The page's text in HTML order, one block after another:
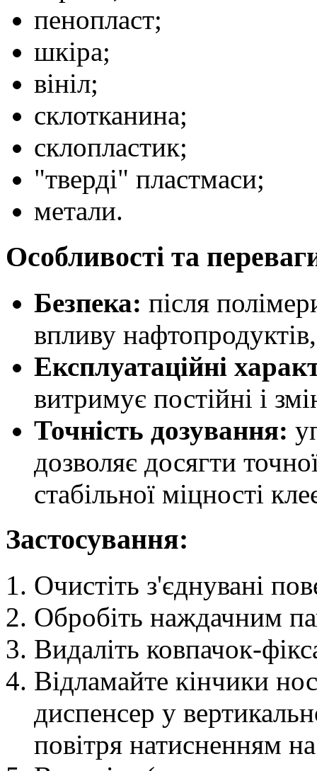
пенопласт;
шкіра;
вініл;
склотканина;
склопластик;
"тверді" пластмаси;
метали.
Особливості та
Безпека: після
впливу
Експлуатаційні
витримує постійні і
Точність дозування:
дозволяє досягти
стабільної міцності
Застосування:
Очистіть з'єднувані
Обробіть наждачним
Видаліть ковпачок-
Відламайте кінчики
диспенсер у
повітря натисненням